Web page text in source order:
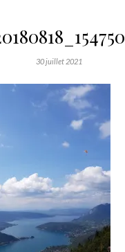
30 juillet 2021